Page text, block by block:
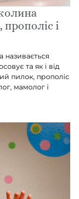
і
називається
та як і від
пилок, прополіс
мамолог і